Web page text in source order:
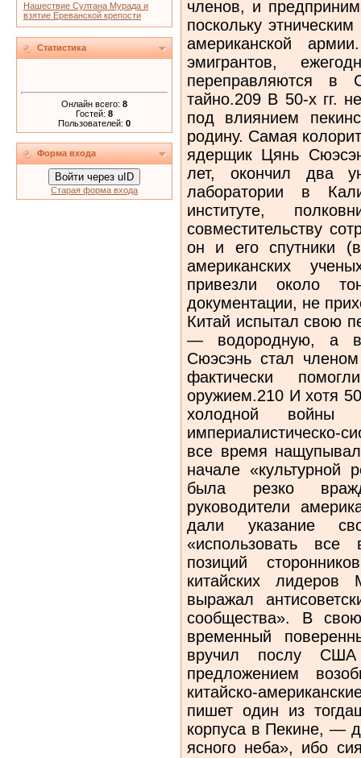
Нашествие Султана Мурада и
взятие Ереванской крепости
Статистика
Онлайн всего: 8
Гостей: 8
Пользователей: 0
Форма входа
Войти через uID
Старая форма входа